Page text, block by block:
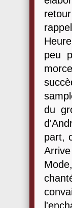
peu
du
part,